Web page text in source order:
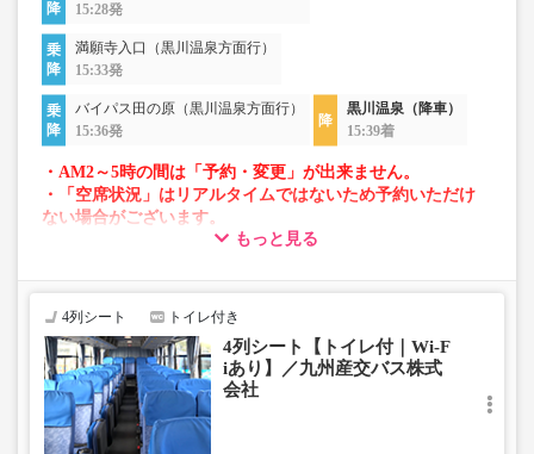
15:28発
満願寺入口（黒川温泉方面行）
15:33発
バイパス田の原（黒川温泉方面行）
15:36発
黒川温泉（降車）
15:39着
・AM2～5時の間は「予約・変更」が出来ません。
・「空席状況」はリアルタイムではないため予約いただけ
ない場合がございます。
・車両は予告なく変更となる場合がございます。これに伴
で、あらかじめご了承ください。
もっと見る
4列シート トイレ付き
4列シート【トイレ付｜Wi-F
iあり】／九州産交バス株式
会社